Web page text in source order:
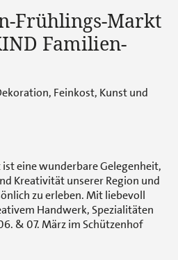
Frühlings-Markt
Familien-
Feinkost, Kunst und
eine wunderbare Gelegenheit,
Kreativität unserer Region und
zu erleben. Mit liebevoll
Handwerk, Spezialitäten
& 07. März im Schützenhof